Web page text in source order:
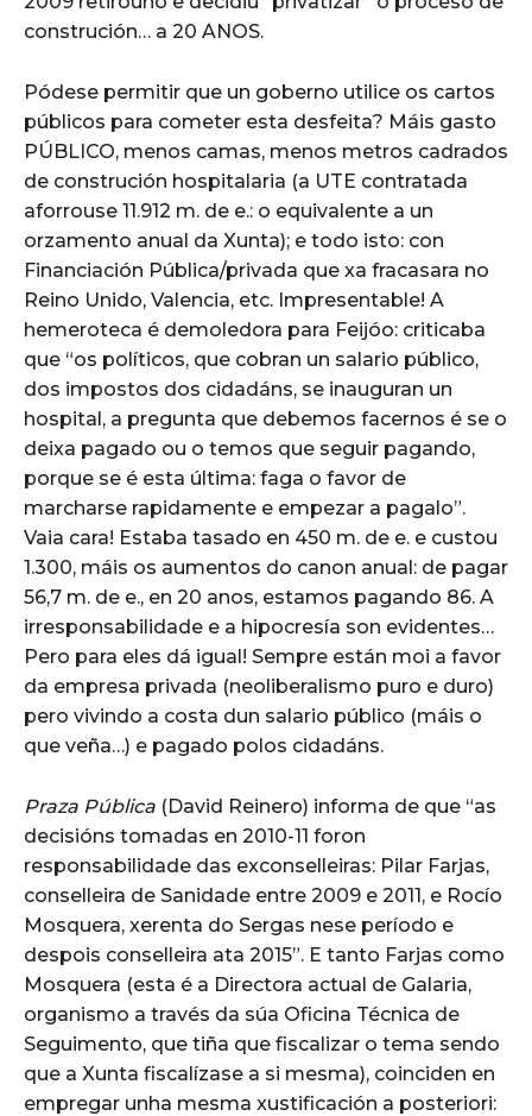
construción… a 20 ANOS.
Pódese permitir que un goberno utilice os cartos
públicos para cometer esta desfeita? Máis gasto
PÚBLICO, menos camas, menos metros cadrados
de construción hospitalaria (a UTE contratada
aforrouse 11.912 m. de e.: o equivalente a un
orzamento anual da Xunta); e todo isto: con
Financiación Pública/privada que xa fracasara no
Reino Unido, Valencia, etc. Impresentable! A
hemeroteca é demoledora para Feijóo: criticaba
que “os políticos, que cobran un salario público,
dos impostos dos cidadáns, se inauguran un
hospital, a pregunta que debemos facernos é se o
deixa pagado ou o temos que seguir pagando,
porque se é esta última: faga o favor de
marcharse rapidamente e empezar a pagalo”.
Vaia cara! Estaba tasado en 450 m. de e. e custou
1.300, máis os aumentos do canon anual: de pagar
56,7 m. de e., en 20 anos, estamos pagando 86. A
irresponsabilidade e a hipocresía son evidentes…
Pero para eles dá igual! Sempre están moi a favor
da empresa privada (neoliberalismo puro e duro)
pero vivindo a costa dun salario público (máis o
que veña…) e pagado polos cidadáns.
Praza Pública (David Reinero) informa de que “as
decisións tomadas en 2010-11 foron
responsabilidade das exconselleiras: Pilar Farjas,
conselleira de Sanidade entre 2009 e 2011, e Rocío
Mosquera, xerenta do Sergas nese período e
despois conselleira ata 2015”. E tanto Farjas como
Mosquera (esta é a Directora actual de Galaria,
organismo a través da súa Oficina Técnica de
Seguimento, que tiña que fiscalizar o tema sendo
que a Xunta fiscalízase a si mesma), coinciden en
empregar unha mesma xustificación a posteriori: